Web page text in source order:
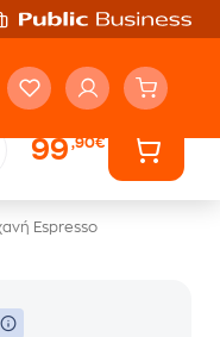
99,90€
Espresso